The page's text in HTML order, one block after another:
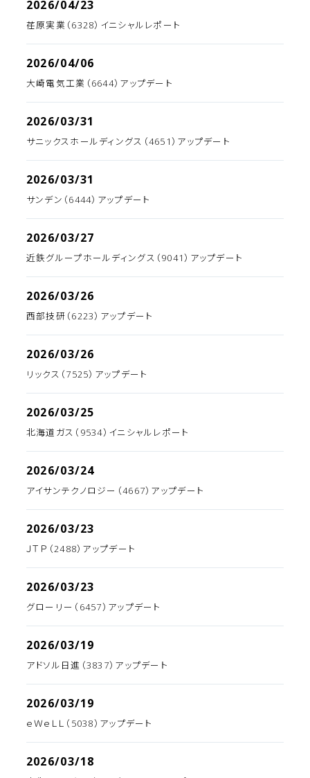
2026/04/23
荏原実業（6328）イニシャルレポート
2026/04/06
大崎電気工業（6644）アップデート
2026/03/31
サニックスホールディングス（4651）アップデート
2026/03/31
サンデン（6444）アップデート
2026/03/27
近鉄グループホールディングス（9041）アップデート
2026/03/26
西部技研（6223）アップデート
2026/03/26
リックス（7525）アップデート
2026/03/25
北海道ガス（9534）イニシャルレポート
2026/03/24
アイサンテクノロジー（4667）アップデート
2026/03/23
ＪＴＰ（2488）アップデート
2026/03/23
グローリー（6457）アップデート
2026/03/19
アドソル日進（3837）アップデート
2026/03/19
ｅＷｅＬＬ（5038）アップデート
2026/03/18